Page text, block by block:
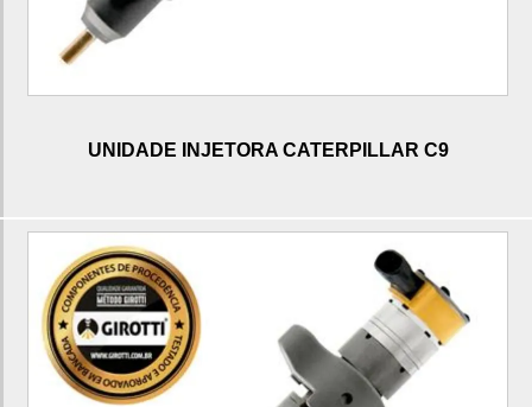
Motor c9 para trator de esteira
Motor c9 para trator de esteira D6T
Motor c7 para motoniveladora
Motor c7 para motoniveladora 120K
Motor c7 para motoniveladora 140K
Motor c6.4 para escavadeira
Fábrica de motor c6.4 para escavadeira
UNIDADE INJETORA CATERPILLAR C9